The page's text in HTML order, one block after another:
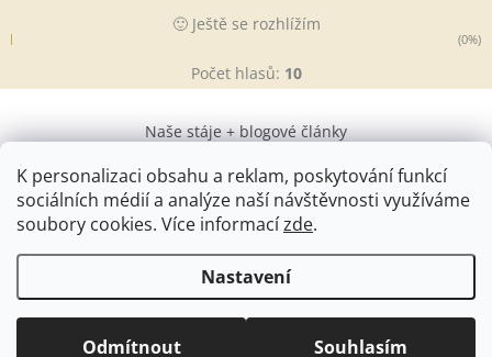
K personalizaci obsahu a reklam, poskytování funkcí
sociálních médií a analýze naší návštěvnosti využíváme
soubory cookies. Více informacízde.
Nastavení
Odmítnout Souhlasím
🙂 Ještě se rozhlížím
(0%)
Počet hlasů: 10
Naše stáje + blogové články
Vytvořil Shoptet
Copyright 2026 . Všechna práva vyhrazena.